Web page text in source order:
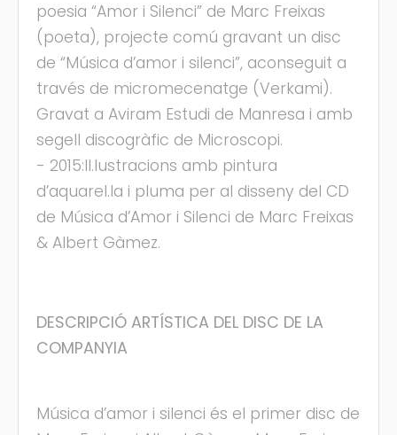
poesia “Amor i Silenci” de Marc Freixas
(poeta), projecte comú gravant un disc
de “Música d’amor i silenci”, aconseguit a
través de micromecenatge (Verkami).
Gravat a Aviram Estudi de Manresa i amb
segell discogràfic de Microscopi.
- 2015:Il.lustracions amb pintura
d’aquarel.la i pluma per al disseny del CD
de Música d’Amor i Silenci de Marc Freixas
& Albert Gàmez.
DESCRIPCIÓ ARTÍSTICA DEL DISC DE LA
COMPANYIA
Música d’amor i silenci és el primer disc de